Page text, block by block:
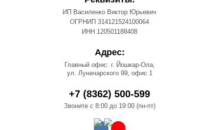
ИП Василенко Виктор Юрьевич
ОГРНИП 314121524100064
ИНН 120501188408
Адрес:
Главный офис: г. Йошкар-Ола,
ул. Луначарского 99, офис 1
+7 (8362) 500-599
Звоните с 8:00 до 19:00 (пн-пт)